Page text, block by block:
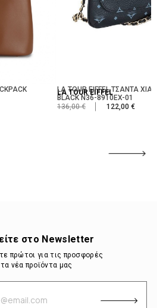
LA TOUR EIFFEL
LA TOUR EIFFEL ΤΣΑΝΤΑ ΧΙΑΣΤΙ
BLACK N36-8910EX-01
136,00 €
122,00 €
στο Newsletter
πρώτοι για τις προσφορές
νέα προϊόντα μας